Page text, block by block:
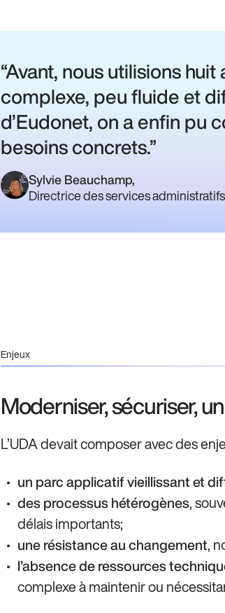
Avant, nous utilisions
complexe, peu fluide et
d’Eudonet, on a enfin pu
besoins concrets.
Sylvie Beauchamp
Directrice des services administratifs
Enjeux
Moderniser, sécuriser,
L’UDA devait composer avec des
un parc applicatif vieillissant et
des processus hétérogènes,
délais importants;
une résistance au changement,
l’absence de ressources
complexe à maintenir ou